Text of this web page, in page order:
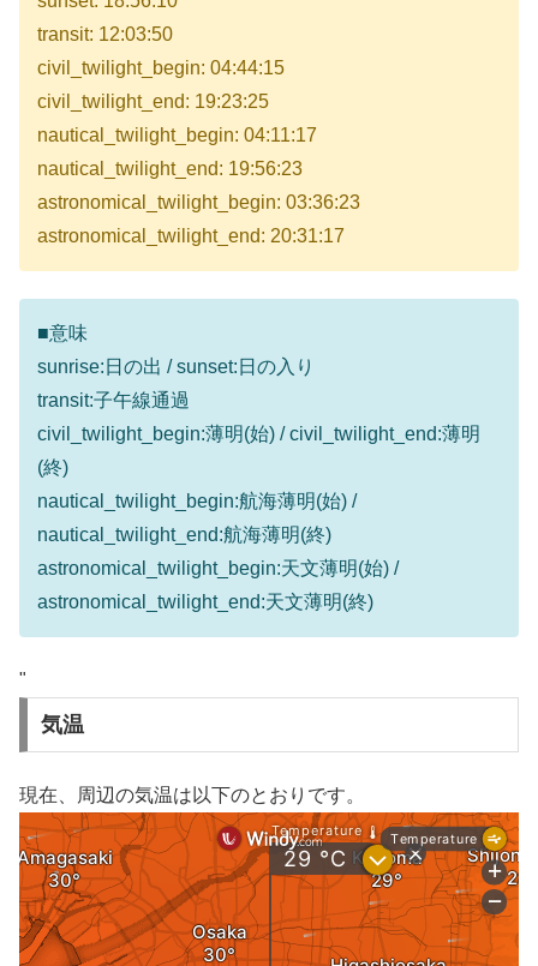
transit: 12:03:50
civil_twilight_begin: 04:44:15
civil_twilight_end: 19:23:25
nautical_twilight_begin: 04:11:17
nautical_twilight_end: 19:56:23
astronomical_twilight_begin: 03:36:23
astronomical_twilight_end: 20:31:17
■意味
sunrise:日の出 / sunset:日の入り
transit:子午線通過
civil_twilight_begin:薄明(始) / civil_twilight_end:薄明
(終)
nautical_twilight_begin:航海薄明(始) /
nautical_twilight_end:航海薄明(終)
astronomical_twilight_begin:天文薄明(始) /
astronomical_twilight_end:天文薄明(終)
"
気温
現在、周辺の気温は以下のとおりです。